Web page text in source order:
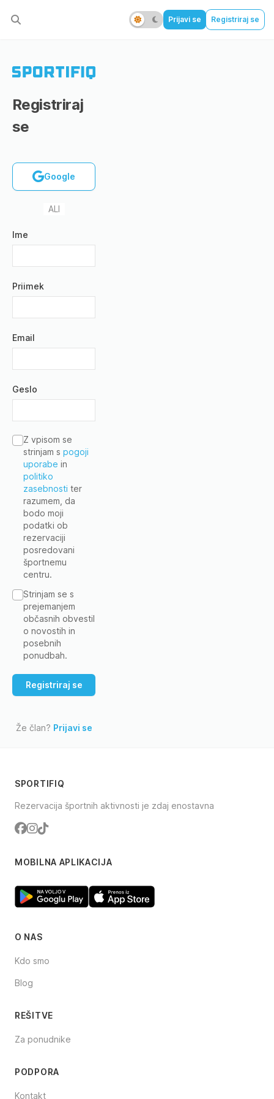
Prijavi se Registriraj se
Registriraj
se
Google
ALI
Ime
Priimek
Email
Geslo
Z vpisom se
strinjam s pogoji
uporabe in
politiko
zasebnosti ter
razumem, da
bodo moji
podatki ob
rezervaciji
posredovani
športnemu
centru.
Strinjam se s
prejemanjem
občasnih obvestil
o novostih in
posebnih
ponudbah.
Že član? Prijavi se
SPORTIFIQ
Rezervacija športnih aktivnosti je zdaj enostavna
Facebook
Instagram
TikTok
MOBILNA APLIKACIJA
O NAS
Kdo smo
Blog
REŠITVE
Za ponudnike
PODPORA
Kontakt